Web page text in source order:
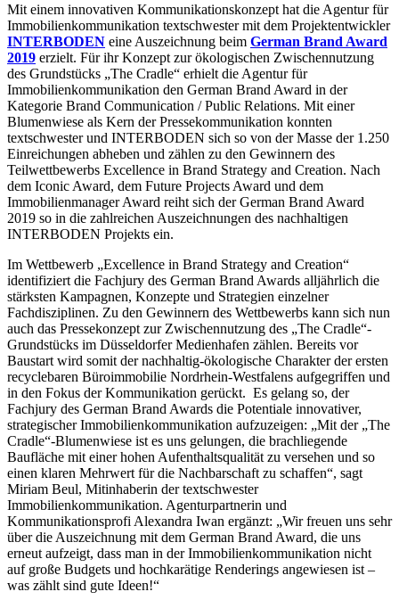
Mit einem innovativen Kommunikationskonzept hat die Agentur für
Immobilienkommunikation textschwester mit dem Projektentwickler
INTERBODEN eine Auszeichnung beim German Brand Award
2019 erzielt. Für ihr Konzept zur ökologischen Zwischennutzung
des Grundstücks „The Cradle“ erhielt die Agentur für
Immobilienkommunikation den German Brand Award in der
Kategorie Brand Communication / Public Relations. Mit einer
Blumenwiese als Kern der Pressekommunikation konnten
textschwester und INTERBODEN sich so von der Masse der 1.250
Einreichungen abheben und zählen zu den Gewinnern des
Teilwettbewerbs Excellence in Brand Strategy and Creation. Nach
dem Iconic Award, dem Future Projects Award und dem
Immobilienmanager Award reiht sich der German Brand Award
2019 so in die zahlreichen Auszeichnungen des nachhaltigen
INTERBODEN Projekts ein.
Im Wettbewerb „Excellence in Brand Strategy and Creation“
identifiziert die Fachjury des German Brand Awards alljährlich die
stärksten Kampagnen, Konzepte und Strategien einzelner
Fachdisziplinen. Zu den Gewinnern des Wettbewerbs kann sich nun
auch das Pressekonzept zur Zwischennutzung des „The Cradle“-
Grundstücks im Düsseldorfer Medienhafen zählen. Bereits vor
Baustart wird somit der nachhaltig-ökologische Charakter der ersten
recyclebaren Büroimmobilie Nordrhein-Westfalens aufgegriffen und
in den Fokus der Kommunikation gerückt. Es gelang so, der
Fachjury des German Brand Awards die Potentiale innovativer,
strategischer Immobilienkommunikation aufzuzeigen: „Mit der „The
Cradle“-Blumenwiese ist es uns gelungen, die brachliegende
Baufläche mit einer hohen Aufenthaltsqualität zu versehen und so
einen klaren Mehrwert für die Nachbarschaft zu schaffen“, sagt
Miriam Beul, Mitinhaberin der textschwester
Immobilienkommunikation. Agenturpartnerin und
Kommunikationsprofi Alexandra Iwan ergänzt: „Wir freuen uns sehr
über die Auszeichnung mit dem German Brand Award, die uns
erneut aufzeigt, dass man in der Immobilienkommunikation nicht
auf große Budgets und hochkarätige Renderings angewiesen ist –
was zählt sind gute Ideen!“